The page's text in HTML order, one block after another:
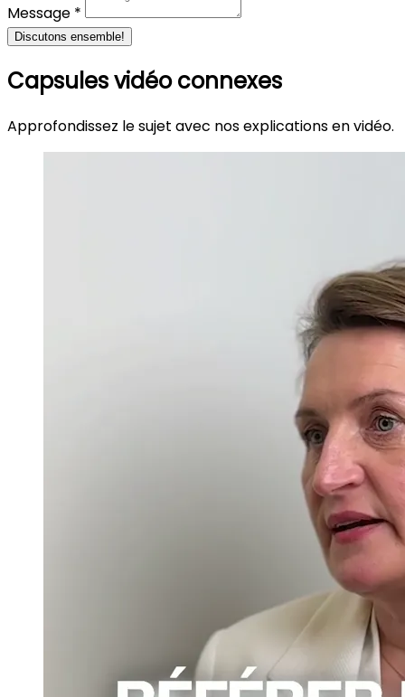
Message *
Discutons ensemble!
Capsules vidéo connexes
Approfondissez le sujet avec nos explications en vidéo.